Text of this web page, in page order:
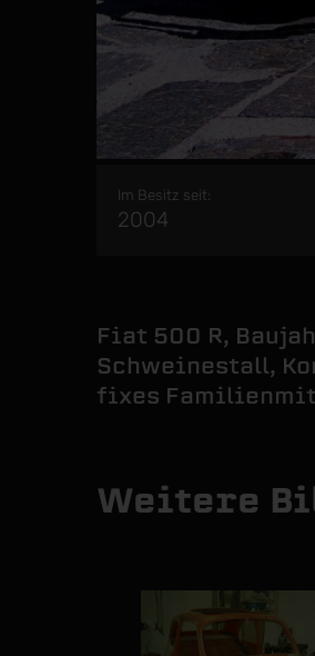
Im Besitz seit:
2004
Fiat 500 R,
Schweinestall,
fixes
Weitere